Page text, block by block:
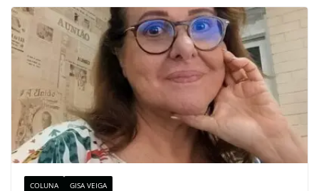
COLUNA GISA VEIGA